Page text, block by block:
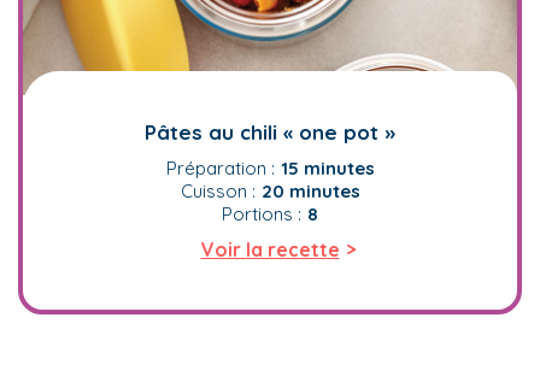
Pâtes au chili « one pot »
Préparation : 15 minutes
Cuisson : 20 minutes
Portions : 8
Voir la recette >